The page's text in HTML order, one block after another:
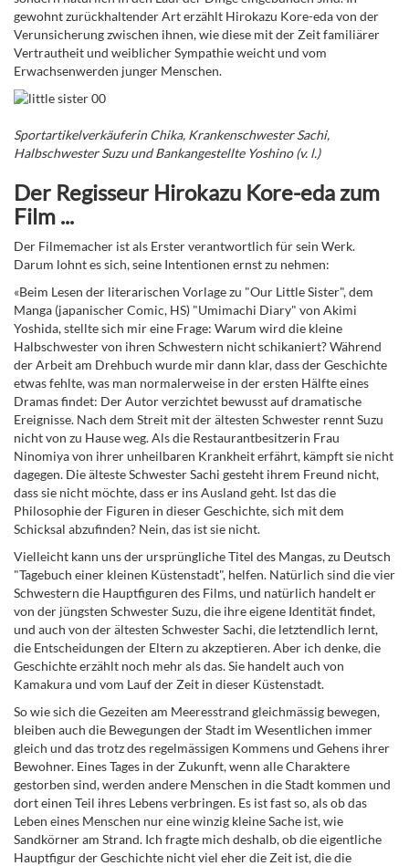
gewohnt zurückhaltender Art erzählt Hirokazu Kore-eda von der
Verunsicherung zwischen ihnen, wie diese mit der Zeit familiärer
Vertrautheit und weiblicher Sympathie weicht und vom
Erwachsenwerden junger Menschen.
Sportartikelverkäuferin Chika, Krankenschwester Sachi,
Halbschwester Suzu und Bankangestellte Yoshino (v. l.)
Der Regisseur Hirokazu Kore-eda zum
Film ...
Der Filmemacher ist als Erster verantwortlich für sein Werk.
Darum lohnt es sich, seine Intentionen ernst zu nehmen:
«Beim Lesen der literarischen Vorlage zu "Our Little Sister", dem
Manga (japanischer Comic, HS) "Umimachi Diary" von Akimi
Yoshida, stellte sich mir eine Frage: Warum wird die kleine
Halbschwester von ihren Schwestern nicht schikaniert? Während
der Arbeit am Drehbuch wurde mir dann klar, dass der Geschichte
etwas fehlte, was man normalerweise in der ersten Hälfte eines
Dramas findet: Der Autor verzichtet bewusst auf dramatische
Ereignisse. Nach dem Streit mit der ältesten Schwester rennt Suzu
nicht von zu Hause weg. Als die Restaurantbesitzerin Frau
Ninomiya von ihrer unheilbaren Krankheit erfährt, kämpft sie nicht
dagegen. Die älteste Schwester Sachi gesteht ihrem Freund nicht,
dass sie nicht möchte, dass er ins Ausland geht. Ist das die
Philosophie der Figuren in dieser Geschichte, sich mit dem
Schicksal abzufinden? Nein, das ist sie nicht.
Vielleicht kann uns der ursprüngliche Titel des Mangas, zu Deutsch
"Tagebuch einer kleinen Küstenstadt", helfen. Natürlich sind die vier
Schwestern die Hauptfiguren des Films, und natürlich handelt er
von der jüngsten Schwester Suzu, die ihre eigene Identität findet,
und auch von der ältesten Schwester Sachi, die letztendlich lernt,
die Entscheidungen der Eltern zu akzeptieren. Aber ich denke, die
Geschichte erzählt noch mehr als das. Sie handelt auch von
Kamakura und vom Lauf der Zeit in dieser Küstenstadt.
So wie sich die Gezeiten am Meeresstrand gleichmässig bewegen,
bleiben auch die Bewegungen der Stadt im Wesentlichen immer
gleich und das trotz des regelmässigen Kommens und Gehens ihrer
Bewohner. Eines Tages in der Zukunft, wenn alle Charaktere
gestorben sind, werden andere Menschen in die Stadt kommen und
dort einen Teil ihres Lebens verbringen. Es ist fast so, als ob das
Leben eines Menschen nur eine winzig kleine Sache ist, wie
Sandkörner am Strand. Ich fragte mich deshalb, ob die eigentliche
Hauptfigur der Geschichte nicht viel eher die Zeit ist, die die